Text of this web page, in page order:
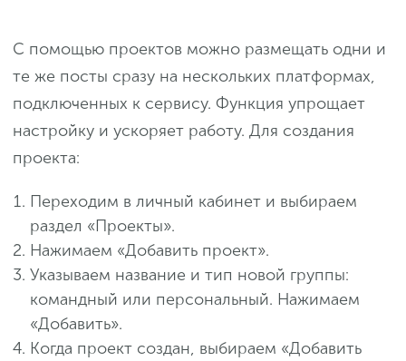
С помощью проектов можно размещать одни и
те же посты сразу на нескольких платформах,
подключенных к сервису. Функция упрощает
настройку и ускоряет работу. Для создания
проекта:
Переходим в личный кабинет и выбираем
раздел «Проекты».
Нажимаем «Добавить проект».
Указываем название и тип новой группы:
командный или персональный. Нажимаем
«Добавить».
Когда проект создан, выбираем «Добавить